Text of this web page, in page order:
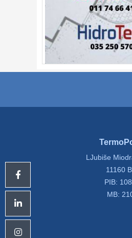
LJubiše
11160
PIB:
MB: